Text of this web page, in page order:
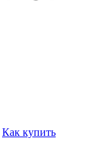
Как купить